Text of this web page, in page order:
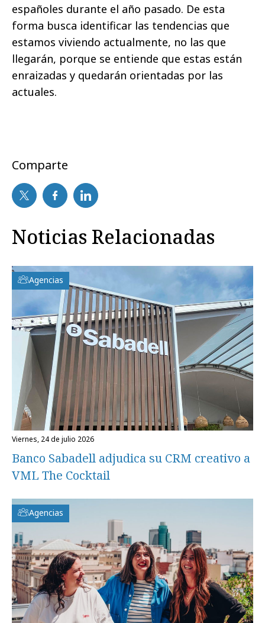
españoles durante el año pasado. De esta
forma busca identificar las tendencias que
estamos viviendo actualmente, no las que
llegarán, porque se entiende que estas están
enraizadas y quedarán orientadas por las
actuales.
Comparte
Noticias Relacionadas
Agencias
viernes, 24 de julio 2026
Banco Sabadell adjudica su CRM creativo a
VML The Cocktail
Agencias